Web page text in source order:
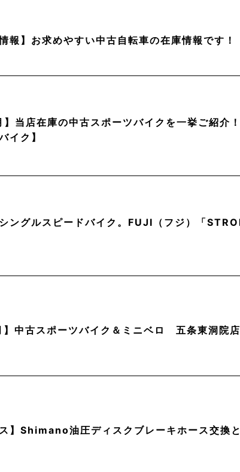
報】お求めやすい中古自転車の在庫情報です！
当店在庫の中古スポーツバイクを一挙ご紹介
イク】
ングルスピードバイク。FUJI（フジ）「
中古スポーツバイク＆ミニベロ 五条東洞院店
ス】Shimano油圧ディスクブレーキホース交換